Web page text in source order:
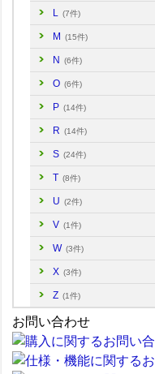
L (7件)
M (15件)
N (6件)
O (6件)
P (14件)
R (14件)
S (24件)
T (8件)
U (2件)
V (1件)
W (3件)
X (3件)
Z (1件)
お問い合わせ